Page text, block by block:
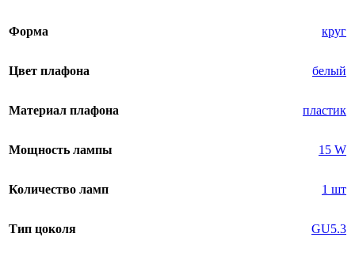
Форма круг
Цвет плафона белый
Материал плафона пластик
Мощность лампы 15 W
Количество ламп 1 шт
Тип цоколя GU5.3